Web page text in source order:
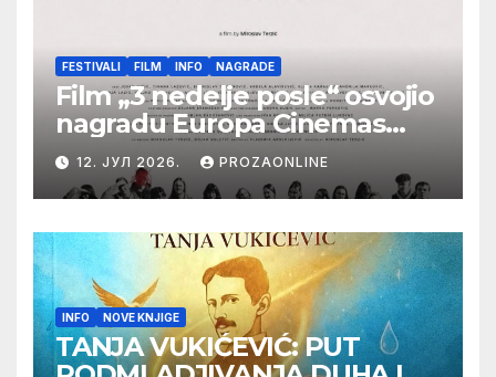
FESTIVALI FILM INFO NAGRADE
Film „3 nedelje posle“ osvojio
nagradu Europa Cinemas
Label na Filmskom festivalu
u Karlovim Varima
12. ЈУЛ 2026. PROZAONLINE
INFO NOVE KNJIGE
TANJA VUKIĆEVIĆ: PUT